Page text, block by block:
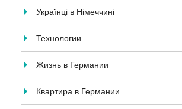
Українці в Німеччині
Технологии
Жизнь в Германии
Квартира в Германии